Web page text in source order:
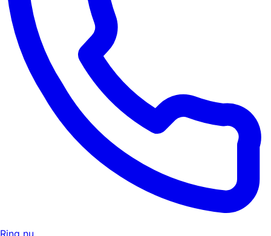
Ring nu